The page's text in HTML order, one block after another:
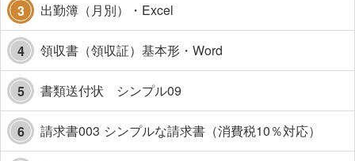
3 出勤簿（月別）・Excel
4 領収書（領収証）基本形・Word
5 書類送付状 シンプル09
6 請求書003 シンプルな請求書（消費税10％対応）